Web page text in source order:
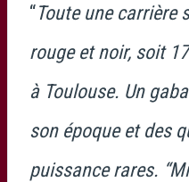
“Toute une carrière
rouge et noir, soit
à Toulouse. Un
son époque et des
puissance rares.